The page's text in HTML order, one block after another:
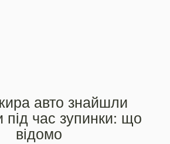
авто знайшли
під час зупинки: що
відомо